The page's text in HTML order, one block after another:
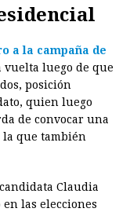
a la campaña de
luego de que
posición
quien luego
de convocar una
que también
Claudia
las elecciones